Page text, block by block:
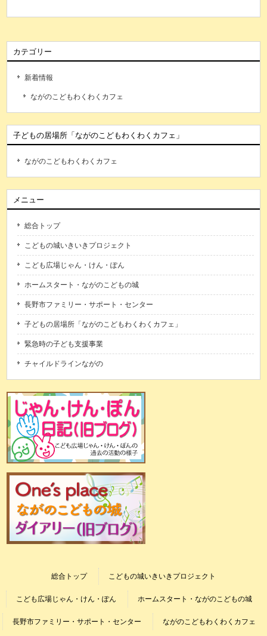
カテゴリー
新着情報
ながのこどもわくわくカフェ
子どもの居場所「ながのこどもわくわくカフェ」
ながのこどもわくわくカフェ
メニュー
総合トップ
こどもの城いきいきプロジェクト
こども広場じゃん・けん・ぽん
ホームスタート・ながのこどもの城
長野市ファミリー・サポート・センター
子どもの居場所「ながのこどもわくわくカフェ」
緊急時の子ども支援事業
チャイルドラインながの
総合トップ こどもの城いきいきプロジェクト
こども広場じゃん・けん・ぽん ホームスタート・ながのこどもの城
長野市ファミリー・サポート・センター ながのこどもわくわくカフェ